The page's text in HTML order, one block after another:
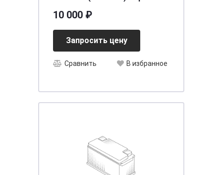
10 000 ₽
Запросить цену
Сравнить В избранное